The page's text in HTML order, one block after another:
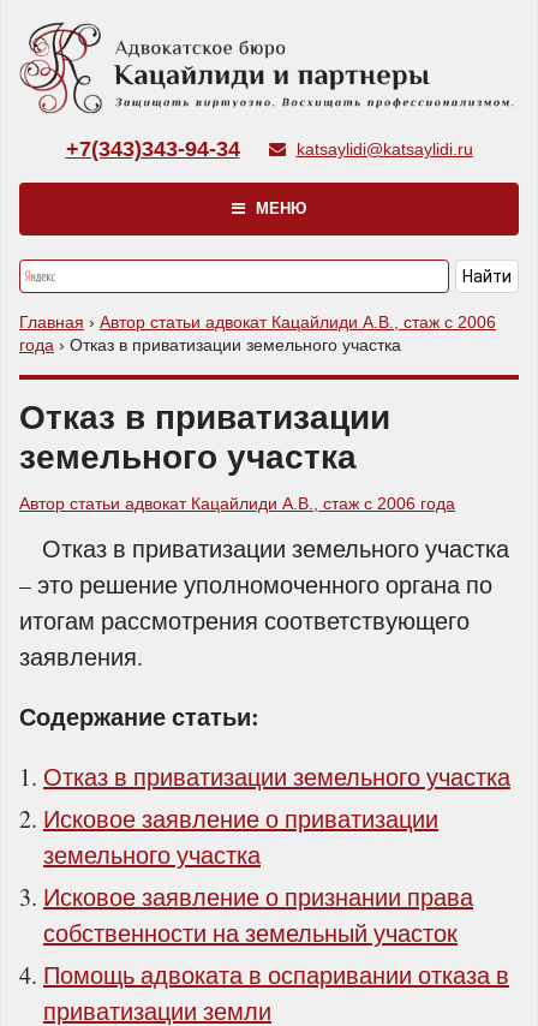
+7(343)343-94-34 katsaylidi@katsaylidi.ru
МЕНЮ
Главная › Автор статьи адвокат Кацайлиди А.В., стаж с 2006
года › Отказ в приватизации земельного участка
Отказ в приватизации
земельного участка
Автор статьи адвокат Кацайлиди А.В., стаж с 2006 года
Отказ в приватизации земельного участка
– это решение уполномоченного органа по
итогам рассмотрения соответствующего
заявления.
Содержание статьи:
Отказ в приватизации земельного участка
Исковое заявление о приватизации
земельного участка
Исковое заявление о признании права
собственности на земельный участок
Помощь адвоката в оспаривании отказа в
приватизации земли